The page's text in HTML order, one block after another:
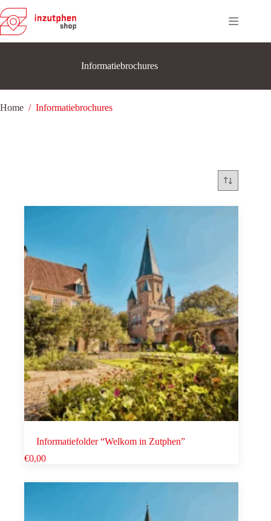
naar
de
inhoud
Informatiebrochures
Home / Informatiebrochures
Informatiefolder “Welkom in Zutphen”
€0,00